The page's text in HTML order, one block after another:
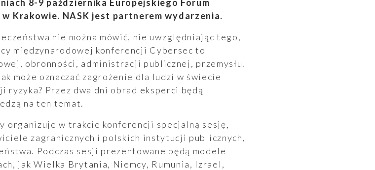
8-9 października Europejskiego Forum
Krakowie. NASK jest partnerem wydarzenia.
nie można mówić, nie uwzględniając tego,
międzynarodowej konferencji Cybersec to
obronności, administracji publicznej, przemysłu.
może oznaczać zagrożenie dla ludzi w świecie
ryzyka? Przez dwa dni obrad eksperci będą
na ten temat.
organizuje w trakcie konferencji specjalną sesję,
zagranicznych i polskich instytucji publicznych,
Podczas sesji prezentowane będą modele
jak Wielka Brytania, Niemcy, Rumunia, Izrael,